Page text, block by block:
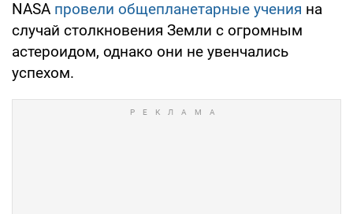
NASA провели общепланетарные учения на
случай столкновения Земли с огромным
астероидом, однако они не увенчались
успехом.